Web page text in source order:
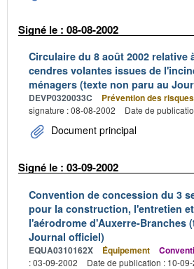
Signé le : 08-08-2002
Circulaire du 8 août 2002 relative
cendres volantes issues de
ménagers (texte non paru au
DEVP0320033C Prévention des risques
signature : 08-08-2002
Date de
Document principal
Signé le : 03-09-2002
Convention de concession du 3
pour la construction, l'entretien
l'aérodrome d'Auxerre-Branches
Journal officiel)
EQUA0310162X Équipement
: 03-09-2002
Date de publication : 10-